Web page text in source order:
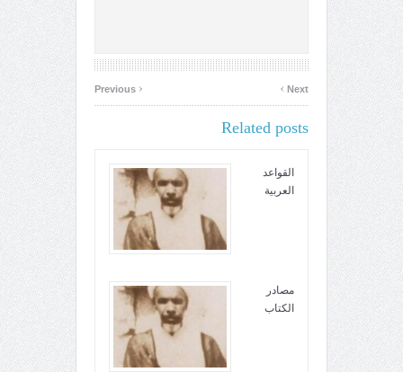
‹ Next
›
Related posts
القواعد
العربية
مصادر
الکتاب